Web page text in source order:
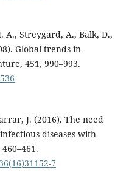
A., Streygard, A., Balk, D.,
Global trends in
451, 990–993.
J. (2016). The need
diseases with
7